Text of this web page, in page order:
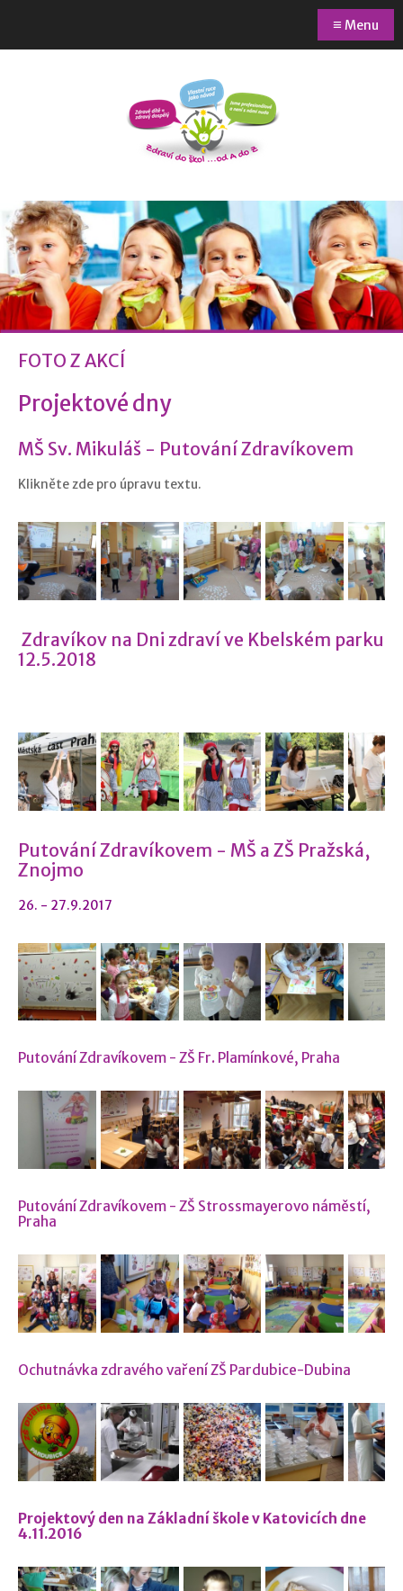
≡ Menu
FOTO Z AKCÍ
Projektové dny
MŠ Sv. Mikuláš - Putování Zdravíkovem
Klikněte zde pro úpravu textu.
Zdravíkov na Dni zdraví ve Kbelském parku
12.5.2018
Putování Zdravíkovem - MŠ a ZŠ Pražská,
Znojmo
26. - 27.9.2017
Putování Zdravíkovem - ZŠ Fr. Plamínkové, Praha
Putování Zdravíkovem - ZŠ Strossmayerovo náměstí,
Praha
Ochutnávka zdravého vaření ZŠ Pardubice-Dubina
Projektový den na Základní škole v Katovicích dne
4.11.2016